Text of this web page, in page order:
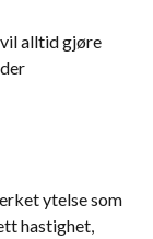
alltid gjøre
ytelse som
hastighet,